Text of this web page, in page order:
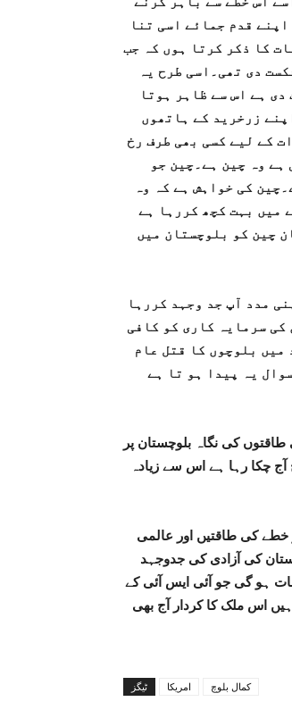
قدم جمائے اسی تنا
کا ذکر کرتا ہوں کہ جب
دی تھی۔اسی طرح یہ
ہے اس سے ظاہر ہوتا
زرخرید کے ہاتھوں
کے لیے کسی بھی طرف رخ
وہ چین ہے۔چین جو
کی خواہش ہے کہ وہ
میں بہت کچھ کررہا ہے
چین کو بلوچستان میں
مدد آپ جد وجہد کررہا
کی سرمایہ کاری کو کافی
میں بلوچوں کا قتل عام
یہ پیدا ہو تا ہے
کی نگاہ بلوچستان پر
چکا رہا ہے اس سے زیادہ
کی طاقتیں اور عالمی
کی آزادی کی جدوجہد
ہو گی جو آئی ایس آئی کے
اس ملک کا کردار آج بھی
ٹیگز امریکا کمال بلوچ